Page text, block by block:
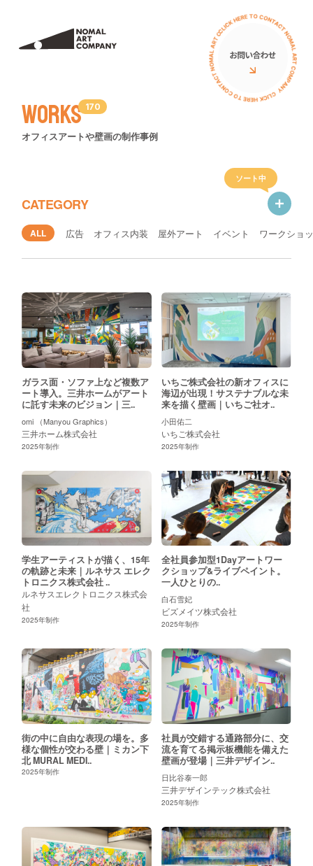
立体オブジェ
壁画広告
お客様の声
イベント
導入費用について
お問い合わせ
Works 170
オフィスアートや壁画の制作事例
CATEGORY
ALL 広告 オフィス内装 屋外アート イベント ワークショ
ソート中
アートの種類
ALL 壁画 立体 壁掛けアート ライブペインティング
スペース
ALL 執務エリア 食堂 エントランス 廊下 屋外
解決したい課題
ALL ミッションやビジョンを浸透させたい
業種
ALL 鉄道 人材 商社/コンサル メーカー 学校/
サイズ
ALL 10平米以下 11~25平米 25~40平米 41平米〜
地域
アーティスト
ガラス面・ソファ上など複数ア
ート導入。三井ホームがアート
に託す未来のビジョン｜三..
omi （Manyou Graphics）
三井ホーム株式会社
2025年制作
いちご株式会社の新オフィスに
海辺が出現！サステナブルな未
来を描く壁画｜いちご社オ..
小田佑二
いちご株式会社
2025年制作
学生アーティストが描く、15年
の軌跡と未来｜ルネサス エレク
トロニクス株式会社 ..
ルネサスエレクトロニクス株式会
社
2025年制作
全社員参加型1Dayアートワー
クショップ&ライブペイント。
一人ひとりの..
白石雪妃
ビズメイツ株式会社
2025年制作
街の中に自由な表現の場を。多
様な個性が交わる壁｜ミカン下
北 MURAL MEDI..
2025年制作
社員が交錯する通路部分に、交
流を育てる掲示板機能を備えた
壁画が登場｜三井デザイン..
日比谷泰一郎
三井デザインテック株式会社
2025年制作